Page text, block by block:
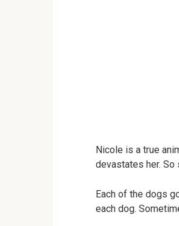
Nicole is a true
devastates her.
Each of the dogs
each dog.